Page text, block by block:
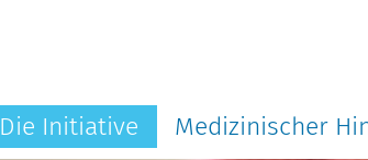
Die Initiative Medizinischer